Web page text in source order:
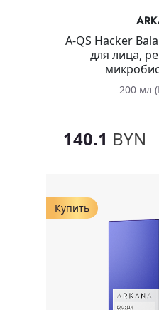
A-QS Hacker
для лица,
200 мл
140.1 BYN
Купить